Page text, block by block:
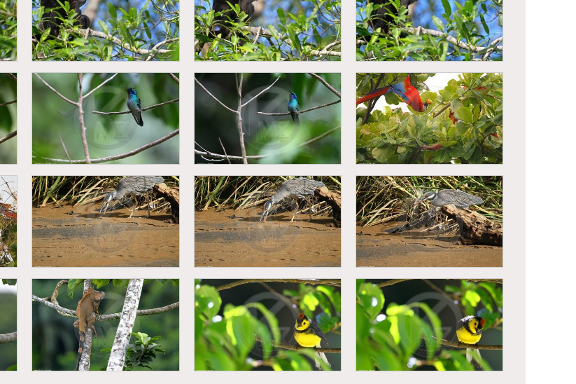
Singe hurleur a manteau
(Alouatta palliata)
Singe hurleur a manteau
(Alouatta palliata)
Singe hurleur a manteau
(Alouatta palliata)
Colibri thalassin (Colibri
thalassinus)
Colibri thalassin (Colibri
thalassinus)
Ara rouge (Ara macao)
Bihoreau violacé
(Nyctanassa violacea)
Bihoreau violacé
(Nyctanassa violacea)
Bihoreau violacé
(Nyctanassa violacea)